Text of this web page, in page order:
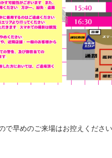
で早めのご来場はお控えください